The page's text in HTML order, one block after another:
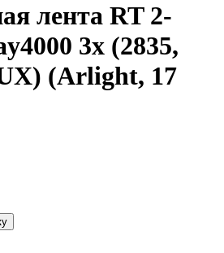
лента RT 2-
3x (2835,
(Arlight, 17